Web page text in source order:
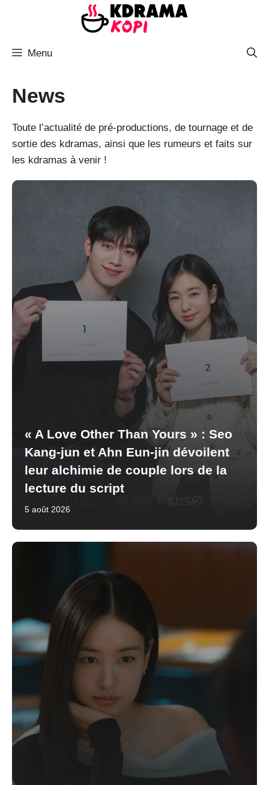
Menu
News
Toute l’actualité de pré-productions, de tournage et de
sortie des kdramas, ainsi que les rumeurs et faits sur
les kdramas à venir !
« A Love Other Than Yours » : Seo
Kang-jun et Ahn Eun-jin dévoilent
leur alchimie de couple lors de la
lecture du script
5 août 2026